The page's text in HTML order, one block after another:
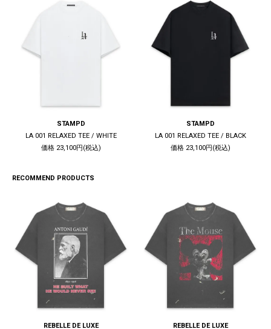
STAMPD
LA 001 RELAXED TEE / WHITE
価格 23,100円(税込)
STAMPD
LA 001 RELAXED TEE / BLACK
価格 23,100円(税込)
RECOMMEND PRODUCTS
REBELLE DE LUXE
REBELLE DE LUXE